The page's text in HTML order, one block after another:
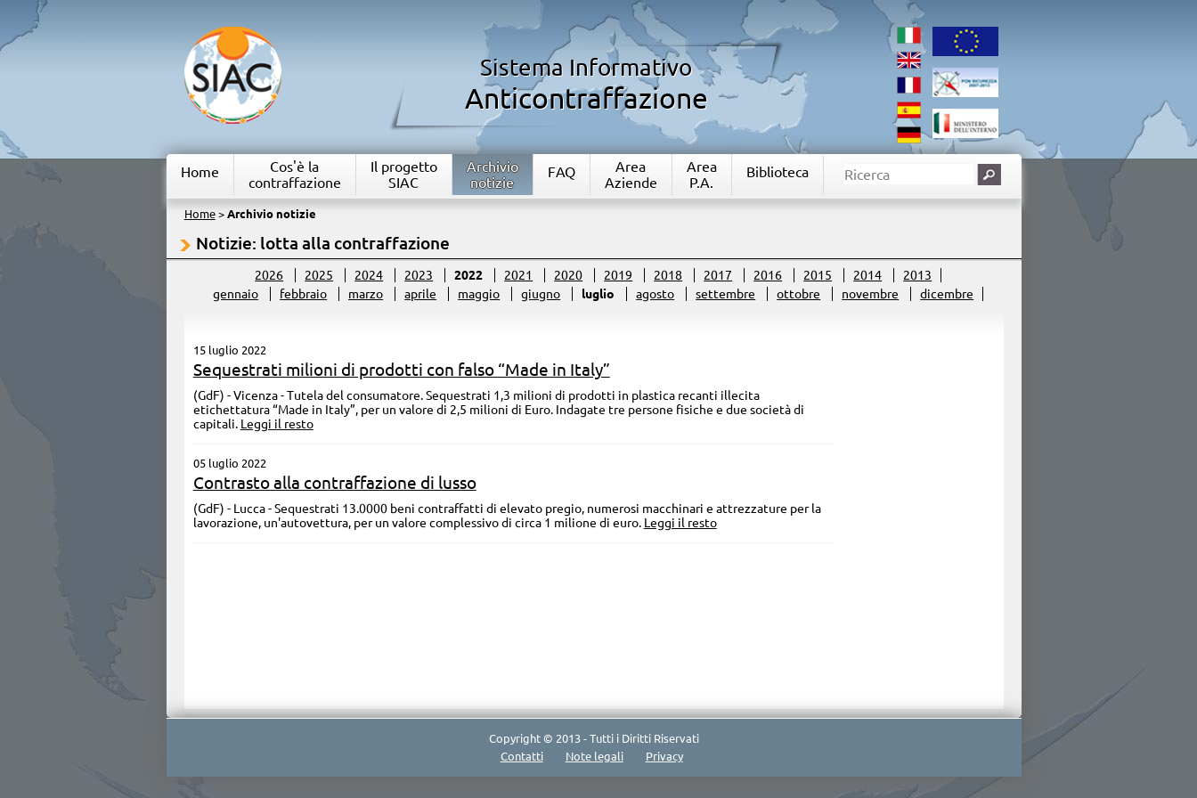
Sistema Informativo
Anticontraffazione
Home
Cos'è la
contraffazione
Il progetto
SIAC
Archivio
notizie
FAQ
Area
Aziende
Area
P.A.
Biblioteca
Home> Archivio notizie
Notizie: lotta alla contraffazione
2026 2025 2024 2023 2022 2021 2020 2019 2018 2017 2016 2015 2014
2013
gennaio
febbraio marzo aprile maggio giugno luglio agosto settembre ottobre novembre dicembre
15 luglio 2022
Sequestrati milioni di prodotti con falso “Made in Italy”
(GdF) - Vicenza - Tutela del consumatore. Sequestrati 1,3 milioni di prodotti in plastica recanti illecita
etichettatura “Made in Italy”, per un valore di 2,5 milioni di Euro. Indagate tre persone fisiche e due società di
capitali. Leggi il resto
05 luglio 2022
Contrasto alla contraffazione di lusso
(GdF) - Lucca - Sequestrati 13.0000 beni contraffatti di elevato pregio, numerosi macchinari e attrezzature per la
lavorazione, un'autovettura, per un valore complessivo di circa 1 milione di euro. Leggi il resto
Copyright © 2013 - Tutti i Diritti Riservati
Contatti
Note legali Privacy